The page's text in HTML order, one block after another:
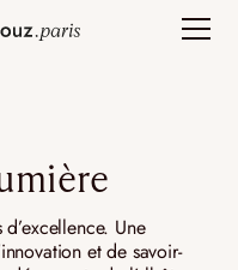
Une
et de savoir-